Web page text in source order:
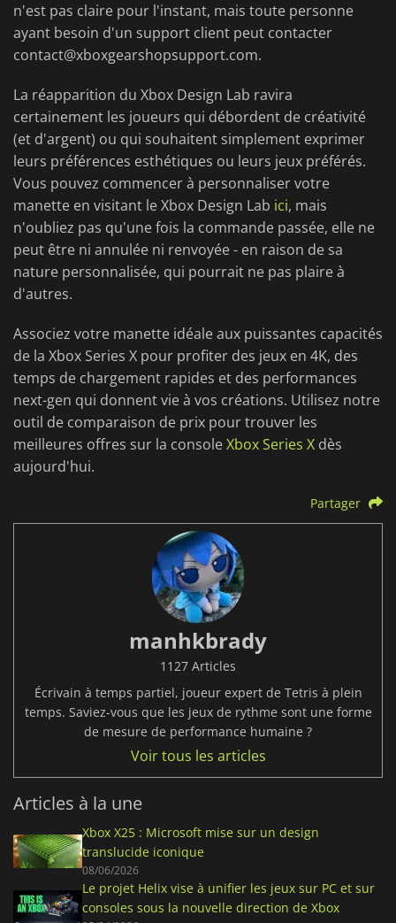
n'est pas claire pour l'instant, mais toute personne
ayant besoin d'un support client peut contacter
contact@xboxgearshopsupport.com.
La réapparition du Xbox Design Lab ravira
certainement les joueurs qui débordent de créativité
(et d'argent) ou qui souhaitent simplement exprimer
leurs préférences esthétiques ou leurs jeux préférés.
Vous pouvez commencer à personnaliser votre
manette en visitant le Xbox Design Lab ici, mais
n'oubliez pas qu'une fois la commande passée, elle ne
peut être ni annulée ni renvoyée - en raison de sa
nature personnalisée, qui pourrait ne pas plaire à
d'autres.
Associez votre manette idéale aux puissantes capacités
de la Xbox Series X pour profiter des jeux en 4K, des
temps de chargement rapides et des performances
next-gen qui donnent vie à vos créations. Utilisez notre
outil de comparaison de prix pour trouver les
meilleures offres sur la consoleXbox Series X dès
aujourd'hui.
Partager
manhkbrady
1127 Articles
Écrivain à temps partiel, joueur expert de Tetris à plein
temps. Saviez-vous que les jeux de rythme sont une forme
de mesure de performance humaine ?
Voir tous les articles
Articles à la une
Xbox X25 : Microsoft mise sur un design
translucide iconique
08/06/2026
Le projet Helix vise à unifier les jeux sur PC et sur
consoles sous la nouvelle direction de Xbox